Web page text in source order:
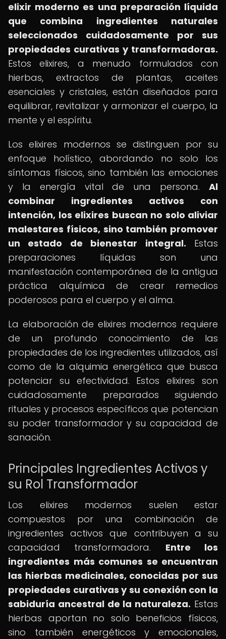
elixir moderno es una preparación líquida
que combina ingredientes naturales
seleccionados cuidadosamente por sus
propiedades curativas y transformadoras.
Estos elixires, a menudo formulados con
hierbas, extractos de plantas, aceites
esenciales y cristales, están diseñados para
equilibrar, revitalizar y armonizar el cuerpo, la
mente y el espíritu.
Los elixires modernos se distinguen por su
enfoque holístico, abordando no solo los
síntomas físicos, sino también las emociones
y la energía vital de una persona. Al
combinar ingredientes activos con
intención, los elixires buscan no solo aliviar
malestares físicos, sino también promover
un estado de bienestar integral. Estas
preparaciones líquidas son una
manifestación contemporánea de la antigua
práctica alquímica de crear remedios
poderosos para el cuerpo y el alma.
La elaboración de elixires modernos requiere
de un profundo conocimiento de las
propiedades de los ingredientes utilizados, así
como de la alquimia energética que busca
potenciar su efectividad. Estos elixires son
cuidadosamente preparados siguiendo
rituales y procesos específicos que potencian
su poder transformador y su capacidad de
sanación.
Principales Ingredientes Activos y
su Rol Transformador
Los elixires modernos suelen estar
compuestos por una combinación de
ingredientes activos que contribuyen a su
capacidad transformadora. Entre los
ingredientes más comunes se encuentran
las hierbas medicinales, conocidas por sus
propiedades curativas y su conexión con la
sabiduría ancestral de la naturaleza. Estas
hierbas aportan no solo beneficios físicos,
sino también energéticos y emocionales,